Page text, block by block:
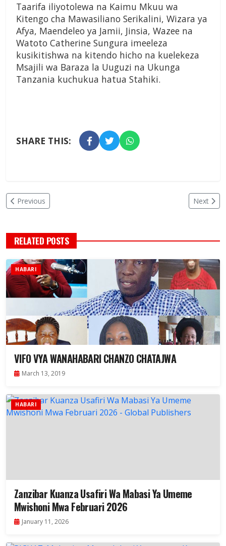
Taarifa iliyotolewa na Kaimu Mkuu wa
Kitengo cha Mawasiliano Serikalini, Wizara ya
Afya, Maendeleo ya Jamii, Jinsia, Wazee na
Watoto Catherine Sungura imeeleza
kusikitishwa na kitendo hicho na kuelekeza
Msajili wa Baraza la Uuguzi na Ukunga
Tanzania kuchukua hatua Stahiki.
SHARE THIS:
Previous Next
RELATED POSTS
HABARI
VIFO VYA WANAHABARI CHANZO CHATAJWA
March 13, 2019
HABARI
Zanzibar Kuanza Usafiri Wa Mabasi Ya Umeme
Mwishoni Mwa Februari 2026
January 11, 2026